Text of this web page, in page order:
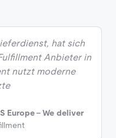
hat sich
Anbieter in
nutzt moderne
Europe - We deliver